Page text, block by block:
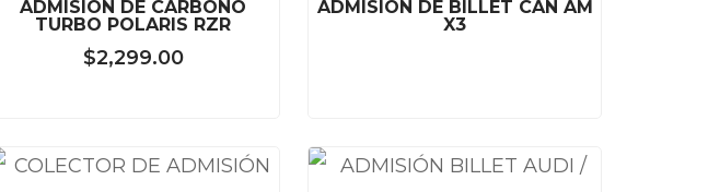
ADMISIÓN DE CARBONO
TURBO POLARIS RZR
$2,299.00
ADMISIÓN DE BILLET CAN AM
X3